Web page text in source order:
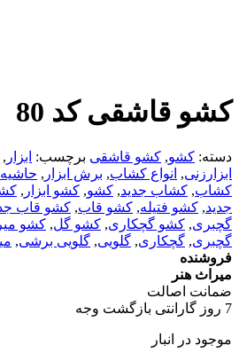
کشو قاشقی کد 80
دسته: کشو, کشو قاشقی برچسب: ابزار ,
ابزارزنی, انواع کشاب, برش ابزار , حاشیه
کشاب, کشاب جدید, کشو, کشو ابزار ,
جدید, کشو فتیله, کشو قاب, کشو قاب
گچبری, کشو گچکاری, کشو گل, کشو
گچبری, گچکاری, گلویی, گلویی برشی,
فروشنده
میراث هنر
ضمانت اصالت
7 روز گارانتی بازگشت وجه
موجود در انبار